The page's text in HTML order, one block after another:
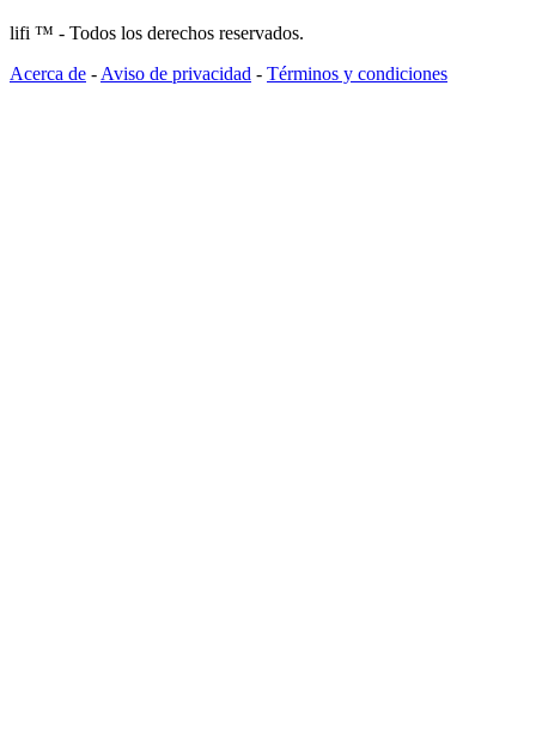
lifi ™ - Todos los derechos reservados.
Acerca de - Aviso de privacidad - Términos y condiciones